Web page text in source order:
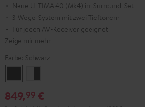
Neue ULTIMA 40 (Mk4) im Surround-Set
3-Wege-System mit zwei Tieftönern
Für jeden AV-Receiver geeignet
Zeige mir mehr
Farbe: Schwarz
Schwarz
849,99 €